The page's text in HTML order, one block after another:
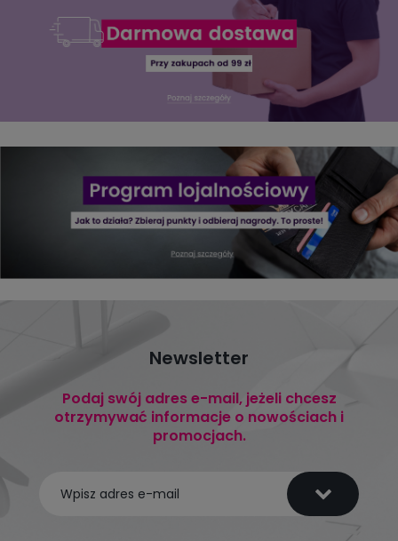
Newsletter
Podaj swój adres e-mail, jeżeli chcesz
otrzymywać informacje o nowościach i
promocjach.